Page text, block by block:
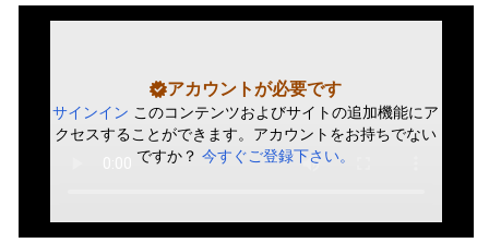
アカウントが必要です
サインイン このコンテンツおよびサイトの追加機能にア
クセスすることができます。アカウントをお持ちでない
ですか？今すぐご登録下さい。